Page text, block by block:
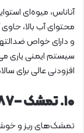
آناناس، میوه‌ای
محتوای آب بالا،
سیستم ایمنی یاری
افزودنی عالی برای
۱۰. تمشک – ۸۷٪ آب: